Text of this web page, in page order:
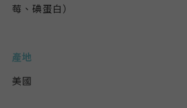
莓、碘蛋白）
產地
美國